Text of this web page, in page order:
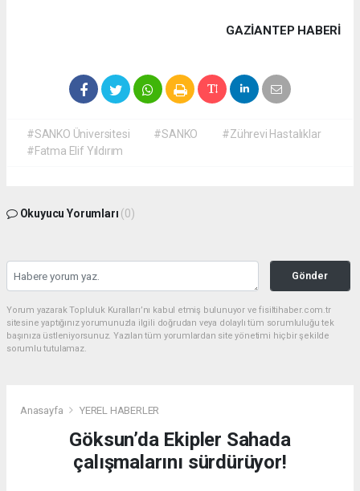
GAZIANTEP HABERİ
#SANKO Üniversitesi #SANKO
#Zührevi Hastalıklar
#Fatma Elif Yıldırım
Okuyucu Yorumları (0)
Gönder
Yorum yazarak Topluluk Kuralları’nı kabul etmiş bulunuyor ve fisiltihaber.com.tr
sitesine yaptığınız yorumunuzla ilgili doğrudan veya dolaylı tüm sorumluluğu tek
başınıza üstleniyorsunuz. Yazılan tüm yorumlardan site yönetimi hiçbir şekilde
sorumlu tutulamaz.
Anasayfa YEREL HABERLER
Göksun’da Ekipler Sahada
çalışmalarını sürdürüyor!